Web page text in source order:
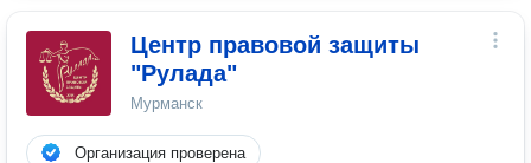
Центр правовой защиты
"Рулада"
Мурманск
Организация проверена